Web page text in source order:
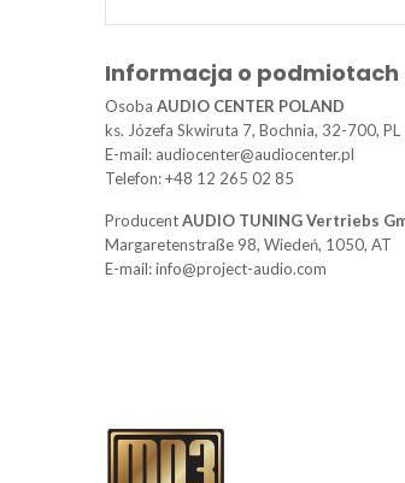
Informacja o
Osoba AUDIO CENTER POLAND
ks. Józefa Skwiruta 7, Bochnia, 32-700, PL
E-mail: audiocenter@audiocenter.pl
Telefon: +48 12 265 02 85
ProducentAUDIO TUNING Vertriebs
Margaretenstraße 98, Wiedeń, 1050, AT
E-mail: info@project-audio.com